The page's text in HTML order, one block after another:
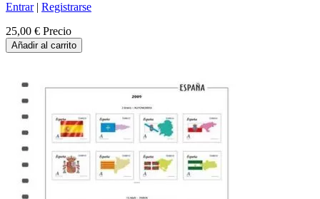
Entrar| Registrarse
25,00 € Precio
Añadir al carrito